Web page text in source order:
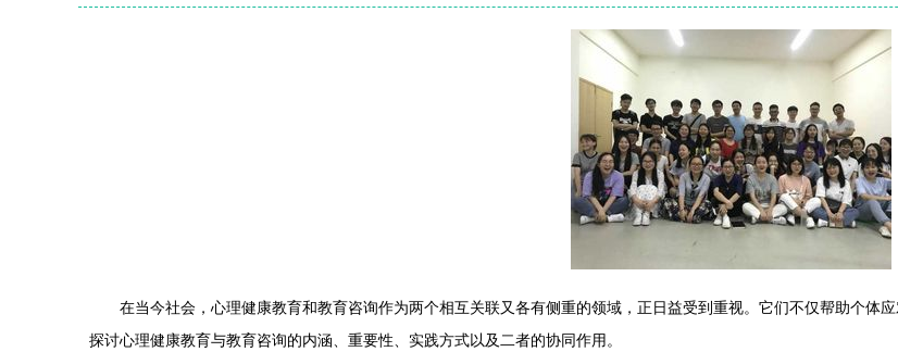
在当今社会，心理健康教育和教育咨询作为两个相互关联又各有侧重的领域，正日益受到重视。它们不仅帮助个体
探讨心理健康教育与教育咨询的内涵、重要性、实践方式以及二者的协同作用。